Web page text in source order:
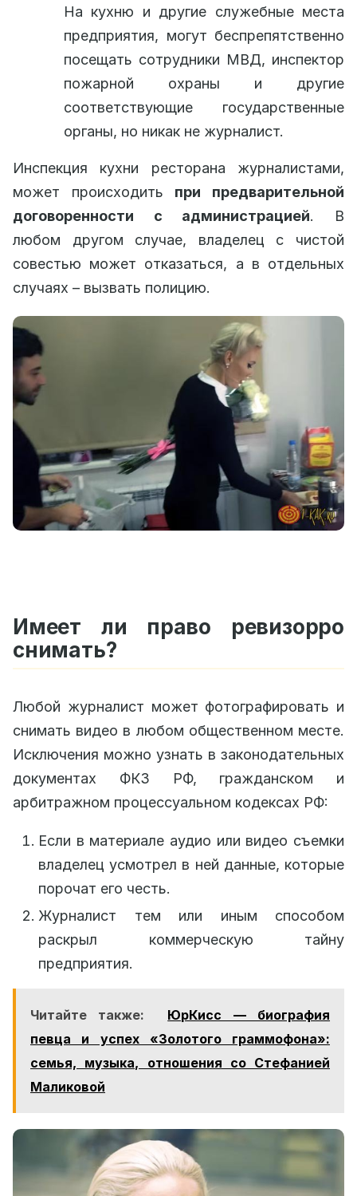
На кухню и другие служебные места
предприятия, могут беспрепятственно
посещать сотрудники МВД, инспектор
пожарной охраны и другие
соответствующие государственные
органы, но никак не журналист.
Инспекция кухни ресторана журналистами,
может происходить при предварительной
договоренности с администрацией. В
любом другом случае, владелец с чистой
совестью может отказаться, а в отдельных
случаях – вызвать полицию.
Имеет ли право ревизорро
снимать?
Любой журналист может фотографировать и
снимать видео в любом общественном месте.
Исключения можно узнать в законодательных
документах ФКЗ РФ, гражданском и
арбитражном процессуальном кодексах РФ:
Если в материале аудио или видео съемки
владелец усмотрел в ней данные, которые
порочат его честь.
Журналист тем или иным способом
раскрыл коммерческую тайну
предприятия.
Читайте также:
ЮрКисс — биография
певца и успех «Золотого граммофона»:
семья, музыка, отношения со Стефанией
Маликовой